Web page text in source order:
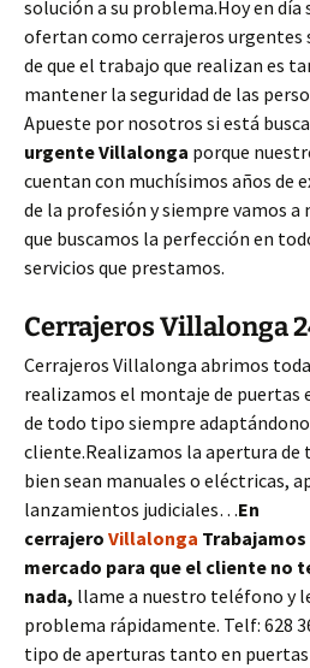
solución a su problema.Hoy en día
ofertan como cerrajeros urgentes
de que el trabajo que realizan es
mantener la seguridad de las
Apueste por nosotros si está
urgenteVillalonga porque
cuentan con muchísimos años de
de la profesión y siempre vamos a
que buscamos la perfección en
servicios que prestamos.
Cerrajeros Villalonga
Cerrajeros Villalonga abrimos
realizamos el montaje de puertas
de todo tipo siempre
cliente.Realizamos la apertura de
bien sean manuales o eléctricas,
lanzamientos judiciales…En
cerrajero Villalonga
mercado para que el cliente no
nada, llame a nuestro teléfono y
problema rápidamente. Telf: 628
tipo de aperturas tanto en puertas